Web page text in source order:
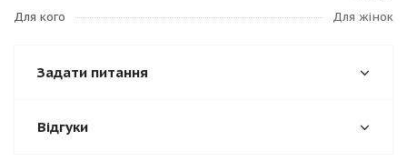
Для кого
Для жінок
Задати питання
Відгуки